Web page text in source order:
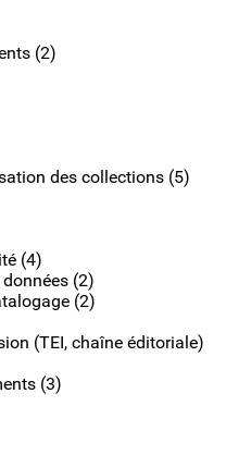
(2)
des collections (5)
(4)
(2)
(2)
(TEI, chaîne éditoriale)
(3)